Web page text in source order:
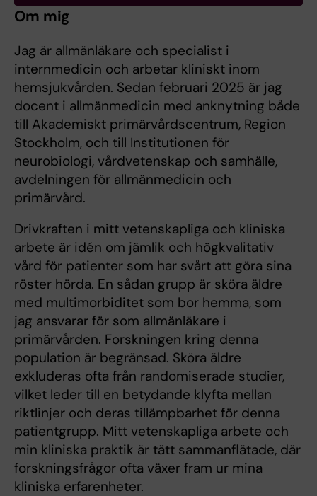
Om mig
Jag är allmänläkare och specialist i
internmedicin och arbetar kliniskt inom
hemsjukvården. Sedan februari 2025 är jag
docent i allmänmedicin med anknytning både
till Akademiskt primärvårdscentrum, Region
Stockholm, och till Institutionen för
neurobiologi, vårdvetenskap och samhälle,
avdelningen för allmänmedicin och
primärvård.
Drivkraften i mitt vetenskapliga och kliniska
arbete är idén om jämlik och högkvalitativ
vård för patienter som har svårt att göra sina
röster hörda. En sådan grupp är sköra äldre
med multimorbiditet som bor hemma, som
jag ansvarar för som allmänläkare i
primärvården. Forskningen kring denna
population är begränsad. Sköra äldre
exkluderas ofta från randomiserade studier,
vilket leder till en betydande klyfta mellan
riktlinjer och deras tillämpbarhet för denna
patientgrupp. Mitt vetenskapliga arbete och
min kliniska praktik är tätt sammanflätade, där
forskningsfrågor ofta växer fram ur mina
kliniska erfarenheter.